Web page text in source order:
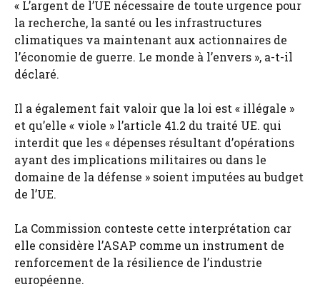
« L’argent de l’UE nécessaire de toute urgence pour
la recherche, la santé ou les infrastructures
climatiques va maintenant aux actionnaires de
l’économie de guerre. Le monde à l’envers », a-t-il
déclaré.
Il a également fait valoir que la loi est « illégale »
et qu’elle « viole » l’article 41.2 du traité UE. qui
interdit que les « dépenses résultant d’opérations
ayant des implications militaires ou dans le
domaine de la défense » soient imputées au budget
de l’UE.
La Commission conteste cette interprétation car
elle considère l’ASAP comme un instrument de
renforcement de la résilience de l’industrie
européenne.